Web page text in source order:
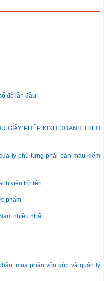
đỏ lần đầu
GIẤY PHÉP KINH DOANH THEO
tỷ phú từng phải bán máu kiếm
viên trở lên
phẩm
nhiều nhất
mua phần vốn góp và quản lý